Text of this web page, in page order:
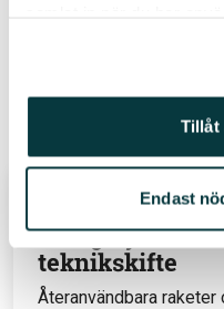
Tillåt
Endast
Relaterade
energisystem
teknikskifte
Återanvändbara